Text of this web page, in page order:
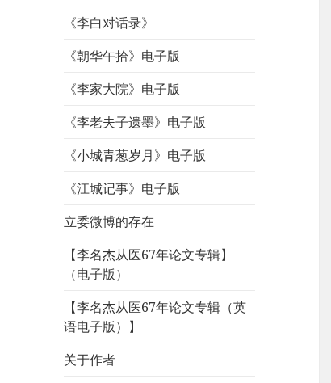
《李白对话录》
《朝华午拾》电子版
《李家大院》电子版
《李老夫子遗墨》电子版
《小城青葱岁月》电子版
《江城记事》电子版
立委微博的存在
【李名杰从医67年论文专辑】
（电子版）
【李名杰从医67年论文专辑（英
语电子版）】
关于作者